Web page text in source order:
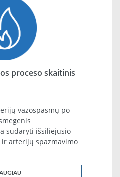
proceso skaitinis
vazospasmų po
sudaryti išsiliejusio
arterijų spazmavimo